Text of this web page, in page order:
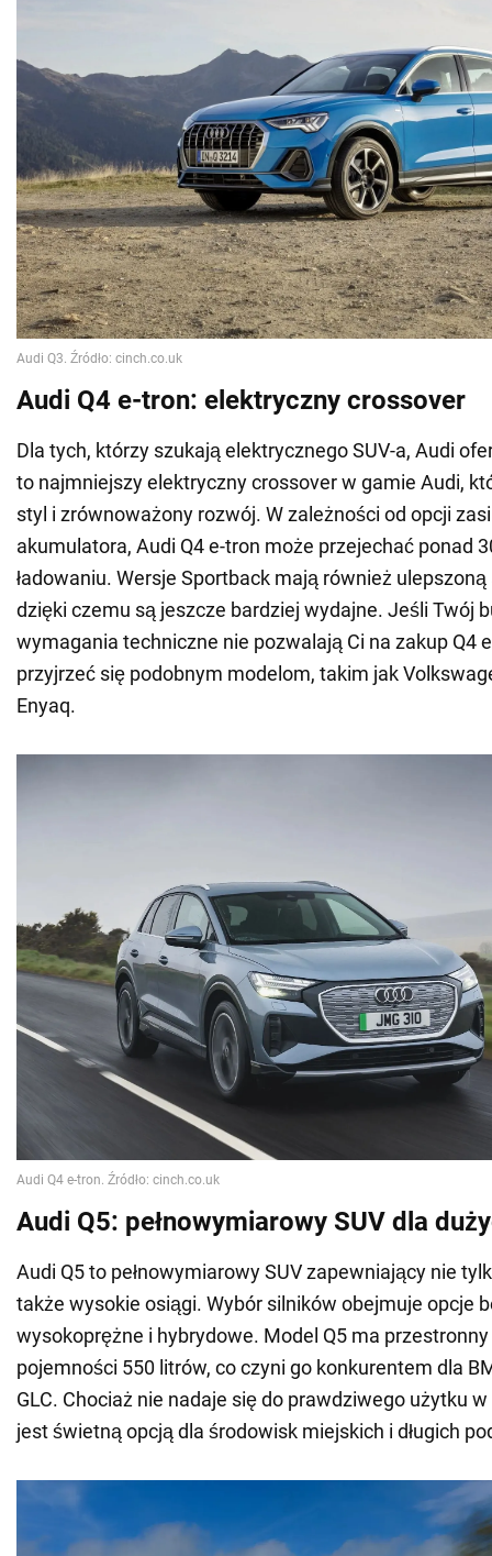
Audi Q4 e-tron: elektryczny crossover
Dla tych, którzy szukają elektrycznego SUV-a, Audi
to najmniejszy elektryczny crossover w gamie Audi,
styl i zrównoważony rozwój. W zależności od opcji
akumulatora, Audi Q4 e-tron może przejechać ponad
ładowaniu. Wersje Sportback mają również
dzięki czemu są jeszcze bardziej wydajne. Jeśli Twój
wymagania techniczne nie pozwalają Ci na zakup Q4
przyjrzeć się podobnym modelom, takim jak
Enyaq.
Audi Q5: pełnowymiarowy SUV dla
Audi Q5 to pełnowymiarowy SUV zapewniający nie
także wysokie osiągi. Wybór silników obejmuje opcje
wysokoprężne i hybrydowe. Model Q5 ma
pojemności 550 litrów, co czyni go konkurentem dla
GLC. Chociaż nie nadaje się do prawdziwego użytku
jest świetną opcją dla środowisk miejskich i długich